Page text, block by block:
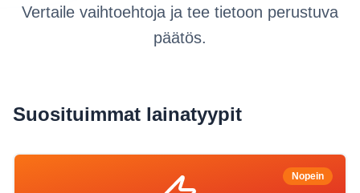
Vertaile vaihtoehtoja ja tee tietoon perustuva
päätös.
Suosituimmat lainatyypit
Nopein